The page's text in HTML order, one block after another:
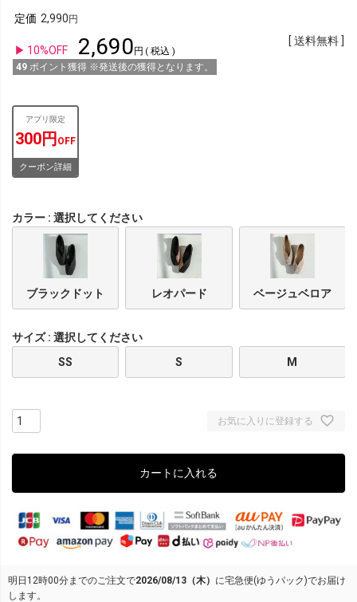
定価 2,990
10%OFF 2,690
税込
49 ポイント獲得 ※発送後の獲得となります。
送料無料
アプリ限定
300円 OFF
クーポン詳細
カラー 選択してください
ブラックドット レオパード ベージュベロア
サイズ
選択してください
SS
S M
お気に入りに登録する
カートに入れる
明日 12時00分までのご注文で2026/08/13（木） に宅急便(ゆうパック)でお届け
します。